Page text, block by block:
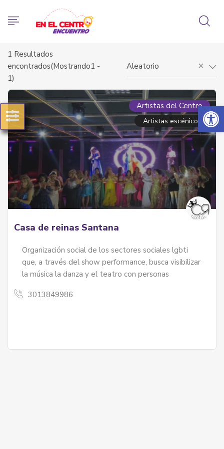
Abrir
1 Resultados
encontrados(Mostrando1 -
1)
×
Aleatorio
Artistas del Centro
Artistas escénicos
Casa de reinas Santana
Organización social de los sectores sociales lgbti
que, a través del show performance, busca visibilizar
la música la danza y el teatro con personas
3013849986